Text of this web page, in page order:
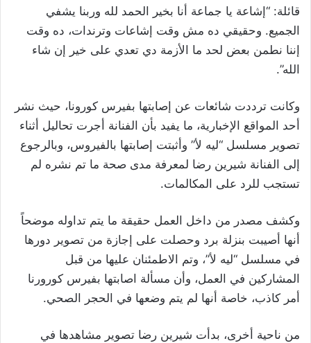
قائلة: “إشاعة يا جماعة أنا بخير الحمد لله وربنا يشفي
الجميع. وحقيقي ده مش وقت إشاعات وترندات، ده وقت
إننا نطمن بعض لحد ما الأزمة دي تعدي على خير إن شاء
الله”.
وكانت ترددت شائعات عن إصابتها بفيرس كورونا، حيث نشر
أحد المواقع الإخبارية، ما يفيد بأن الفنانة أجرت تحاليل أثناء
تصوير مسلسل “ليه لأ” وأثبتت إصابتها بالفيروس، وبالرجوع
إلى الفنانة شيرين رضا لمعرفة مدى صحة ما تم نشره لم
تستجب للرد على المكالمات.
وكشف مصدر من داخل العمل حقيقة ما يتم تداوله موضحاً
أنها أصيبت بنزلة برد وحصلت على إجازة من تصوير دورها
في مسلسل “ليه لأ”، وتم الاطمئنان عليها من قبل
المشاركين في العمل، وأن مسألة اصابتها بفيرس كورورنا
أمر كاذب، خاصة أنها لم يتم وضعها في الحجر الصحي.
من ناحية أخرى، بدأت شيرين رضا تصوير مشاهدها في